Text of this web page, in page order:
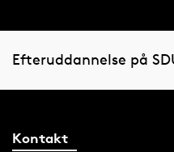
Efteruddannelse på
Kontakt